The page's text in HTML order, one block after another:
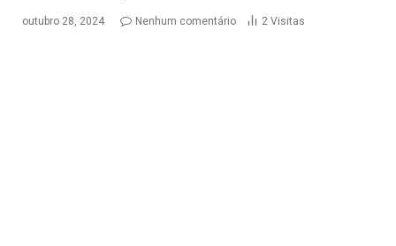
outubro 28, 2024 Nenhum comentário 2 Visitas